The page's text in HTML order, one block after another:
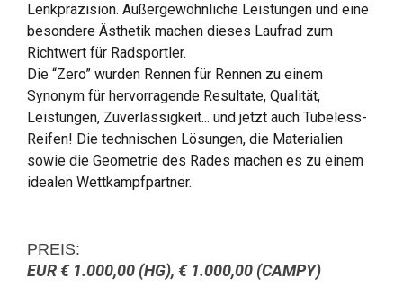
Lenkpräzision. Außergewöhnliche Leistungen und eine
besondere Ästhetik machen dieses Laufrad zum
Richtwert für Radsportler.
Die “Zero” wurden Rennen für Rennen zu einem
Synonym für hervorragende Resultate, Qualität,
Leistungen, Zuverlässigkeit... und jetzt auch Tubeless-
Reifen! Die technischen Lösungen, die Materialien
sowie die Geometrie des Rades machen es zu einem
idealen Wettkampfpartner.
PREIS:
EUR € 1.000,00 (HG), € 1.000,00 (CAMPY)